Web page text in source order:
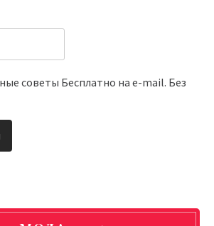
советы Бесплатно на e-mail. Без